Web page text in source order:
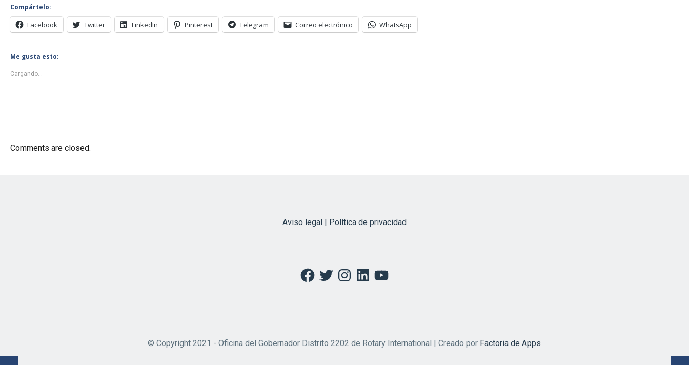
Compártelo:
Facebook Twitter LinkedIn Pinterest Telegram Correo electrónico WhatsApp
Me gusta esto:
Cargando...
Comments are closed.
Aviso legal | Política de privacidad
Facebook
TwitterInstagramLinkedInYouTube
© Copyright 2021 - Oficina del Gobernador Distrito 2202 de Rotary International | Creado por Factoria de Apps